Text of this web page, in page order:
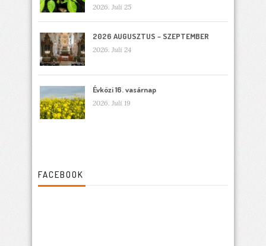
2026. Juli 25
2026 AUGUSZTUS – SZEPTEMBER
2026. Juli 24
Évközi 16. vasárnap
2026. Juli 19
FACEBOOK